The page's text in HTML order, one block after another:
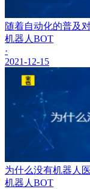
随着自动化的普及
机器人BOT
·
2021-12-15
为什么没有机器人
机器人BOT